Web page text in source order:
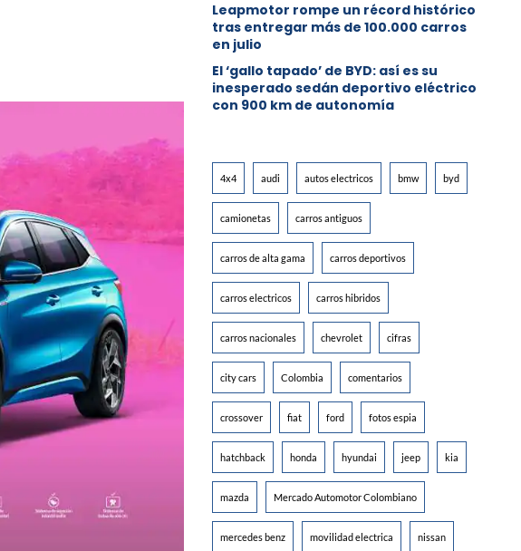
Leapmotor rompe un récord histórico
tras entregar más de 100.000 carros
en julio
El ‘gallo tapado’ de BYD: así es su
inesperado sedán deportivo eléctrico
con 900 km de autonomía
4x4 audi autos electricos bmw byd
camionetas carros antiguos
carros de alta gama carros deportivos
carros electricos carros hibridos
carros nacionales chevrolet cifras
city cars Colombia comentarios
crossover fiat ford fotos espia
hatchback honda hyundai jeep kia
mazda Mercado Automotor Colombiano
mercedes benz movilidad electrica nissan